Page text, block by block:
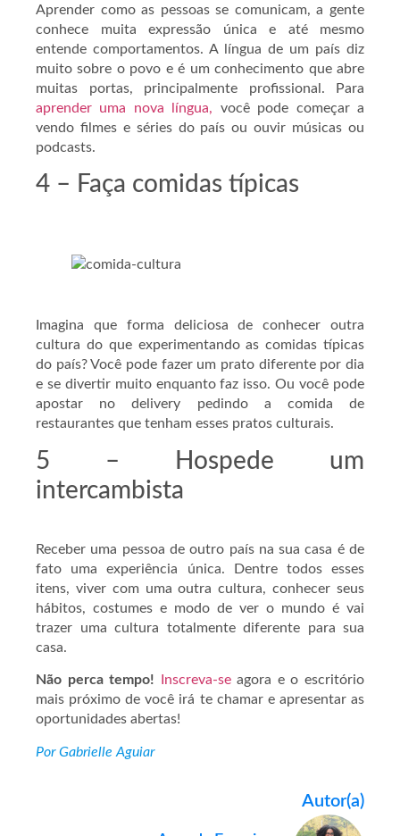
Aprender como as pessoas se comunicam, a gente
conhece muita expressão única e até mesmo
entende comportamentos. A língua de um país diz
muito sobre o povo e é um conhecimento que abre
muitas portas, principalmente profissional. Para
aprender uma nova língua, você pode começar a
vendo filmes e séries do país ou ouvir músicas ou
podcasts.
4 – Faça comidas típicas
Imagina que forma deliciosa de conhecer outra
cultura do que experimentando as comidas típicas
do país? Você pode fazer um prato diferente por dia
e se divertir muito enquanto faz isso. Ou você pode
apostar no delivery pedindo a comida de
restaurantes que tenham esses pratos culturais.
5 – Hospede um
intercambista
Receber uma pessoa de outro país na sua casa é de
fato uma experiência única. Dentre todos esses
itens, viver com uma outra cultura, conhecer seus
hábitos, costumes e modo de ver o mundo é vai
trazer uma cultura totalmente diferente para sua
casa.
Não perca tempo! Inscreva-seagora e o escritório
mais próximo de você irá te chamar e apresentar as
oportunidades abertas!
Por Gabrielle Aguiar
Autor(a)